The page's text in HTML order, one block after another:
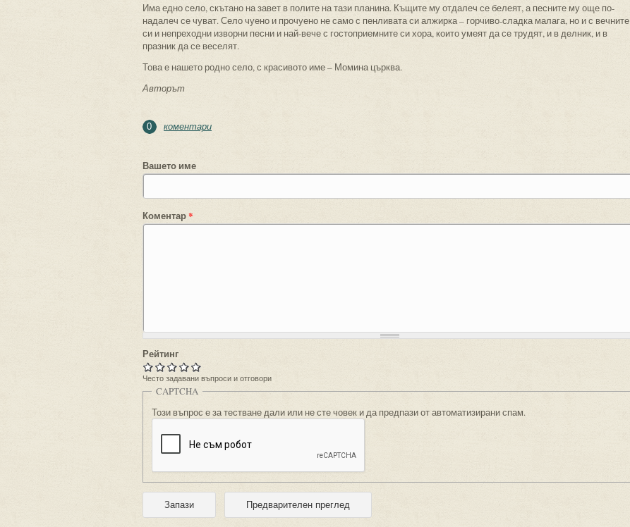
Има едно село, скътано на завет в полите на тази планина. Къщите му отдалеч се белеят, а песните му още по-
надалеч се чуват. Село чуено и прочуено не само с пенливата си алжирка – горчиво-сладка малага, но и с вечните
си и непреходни изворни песни и най-вече с гостоприемните си хора, които умеят да се трудят, и в делник, и в
празник да се веселят.
Това е нашето родно село, с красивото име – Момина църква.
Авторът
0 коментари
Вашето име
Коментар*
Рейтинг
Често задавани въпроси и отговори
CAPTCHA
Този въпрос е за тестване дали или не сте човек и да предпази от автоматизирани спам.